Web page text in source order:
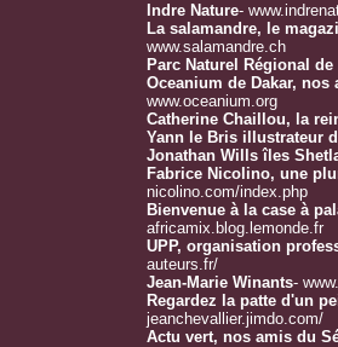
Indre Nature-
La salamandre, le
www.salamandre.ch
Parc Naturel Régional
Oceanium de Dakar,
www.oceanium.org
Catherine Chaillou, la
Yann le Bris illustrateur
Jonathan Wills îles
Fabrice Nicolino, une
nicolino.com/index.php
Bienvenue à la case à
africamix.blog.lemonde.fr
UPP, organisation
auteurs.fr/
Jean-Marie Winants-
Regardez la patte d'un
jeanchevallier.jimdo.com/
Actu vert, nos amis du